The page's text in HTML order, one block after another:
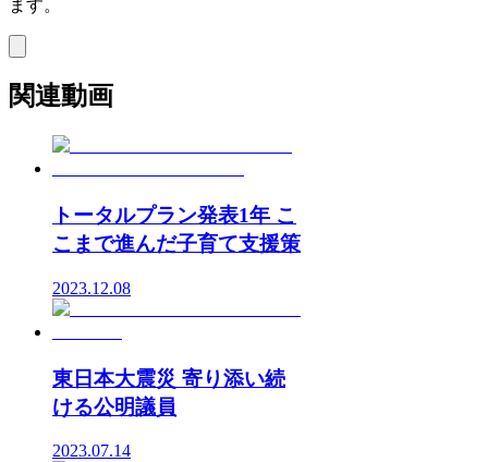
ます。
関連動画
トータルプラン発表1年 こ
こまで進んだ子育て支援策
2023.12.08
東日本大震災 寄り添い続
ける公明議員
2023.07.14